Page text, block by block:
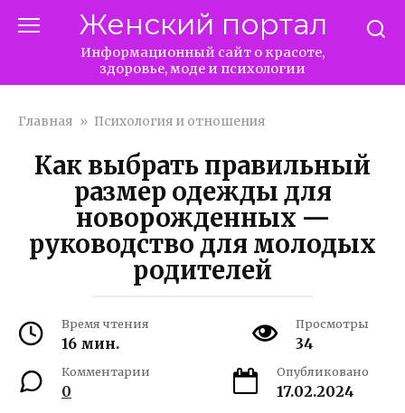
Женский портал
Информационный сайт о красоте,
здоровье, моде и психологии
Главная » Психология и отношения
Как выбрать правильный
размер одежды для
новорожденных —
руководство для молодых
родителей
Время чтения
16 мин.
Просмотры
34
Комментарии
0
Опубликовано
17.02.2024